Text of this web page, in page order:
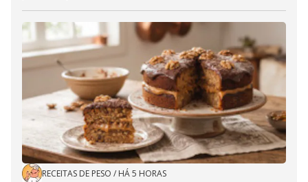
RECEITAS DE PESO / HÁ 5 HORAS